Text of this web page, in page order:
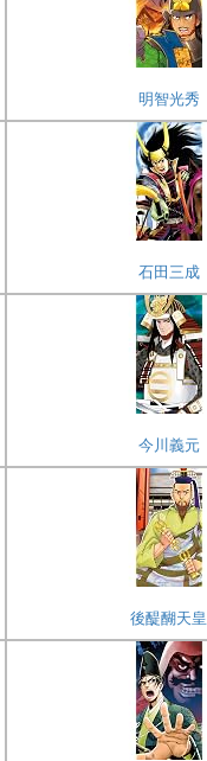
明智光秀
石田三成
今川義元
後醍醐天皇